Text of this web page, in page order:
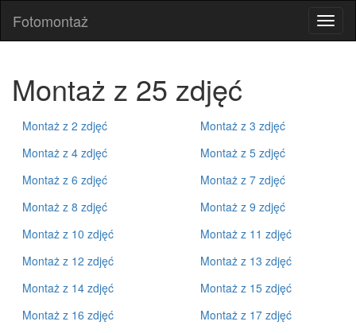
Fotomontaż
Montaż z 25 zdjęć
Montaż z 2 zdjęć
Montaż z 3 zdjęć
Montaż z 4 zdjęć
Montaż z 5 zdjęć
Montaż z 6 zdjęć
Montaż z 7 zdjęć
Montaż z 8 zdjęć
Montaż z 9 zdjęć
Montaż z 10 zdjęć
Montaż z 11 zdjęć
Montaż z 12 zdjęć
Montaż z 13 zdjęć
Montaż z 14 zdjęć
Montaż z 15 zdjęć
Montaż z 16 zdjęć
Montaż z 17 zdjęć